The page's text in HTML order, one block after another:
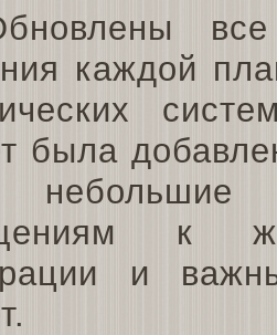
все
каждой
была
к
и